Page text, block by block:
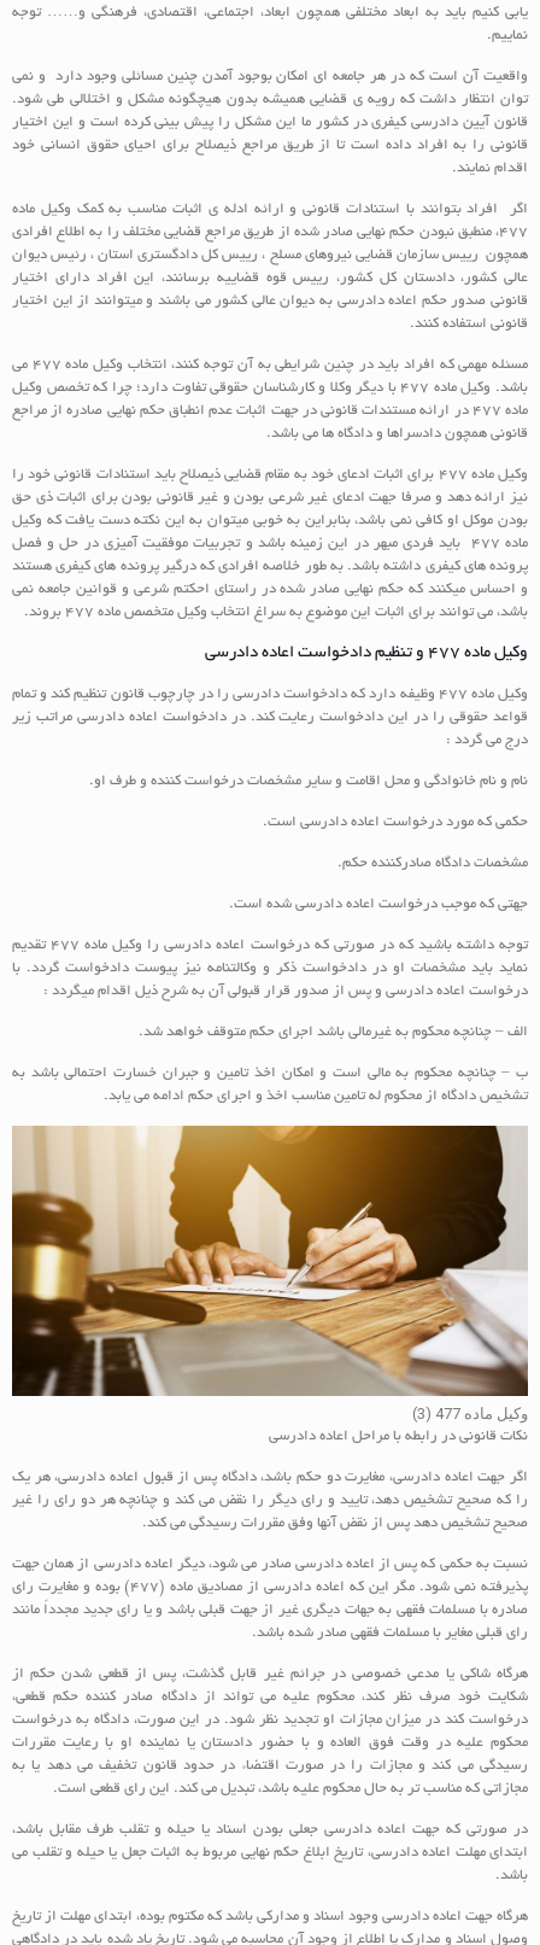
یابی کنیم باید به ابعاد مختلفی همچون ابعاد، اجتماعی، اقتصادی، فرهنگی و…… توجه
نماییم.
واقعیت آن است که در هر جامعه ای امکان بوجود آمدن چنین مسائلی وجود دارد و نمی
توان انتظار داشت که رویه ی قضایی همیشه بدون هیچگونه مشکل و اختلالی طی شود.
قانون آیین دادرسی کیفری در کشور ما این مشکل را پیش بینی کرده است و این اختیار
قانونی را به افراد داده است تا از طریق مراجع ذیصلاح برای احیای حقوق انسانی خود
اقدام نمایند.
اگر افراد بتوانند با استنادات قانونی و ارائه ادله ی اثبات مناسب به کمک وکیل ماده
477، منطبق نبودن حکم نهایی صادر شده از طریق مراجع قضایی مختلف را به اطلاع افرادی
همچون رییس سازمان قضایی نیروهای مسلح ، رییس کل دادگستری استان ، رئیس دیوان
عالی کشور، دادستان کل کشور، رییس قوه قضاییه برسانند، این افراد دارای اختیار
قانونی صدور حکم اعاده دادرسی به دیوان عالی کشور می باشند و میتوانند از این اختیار
قانونی استفاده کنند.
مسئله مهمی که افراد باید در چنین شرایطی به آن توجه کنند، انتخاب وکیل ماده 477 می
باشد. وکیل ماده 477 با دیگر وکلا و کارشناسان حقوقی تفاوت دارد؛ چرا که تخصص وکیل
ماده 477 در ارائه مستندات قانونی در جهت اثبات عدم انطباق حکم نهایی صادره از مراجع
قانونی همچون دادسراها و دادگاه ها می باشد.
وکیل ماده 477 برای اثبات ادعای خود به مقام قضایی ذیصلاح باید استنادات قانونی خود را
نیز ارائه دهد و صرفا جهت ادعای غیر شرعی بودن و غیر قانونی بودن برای اثبات ذی حق
بودن موکل او کافی نمی باشد، بنابراین به خوبی میتوان به این نکته دست یافت که وکیل
ماده 477 باید فردی مبهر در این زمینه باشد و تجربیات موفقیت آمیزی در حل و فصل
پرونده های کیفری داشته باشد. به طور خلاصه افرادی که درگیر پرونده های کیفری هستند
و احساس میکنند که حکم نهایی صادر شده در راستای احکتم شرعی و قوانین جامعه نمی
باشد، می توانند برای اثبات این موضوع به سراغ انتخاب وکیل متخصص ماده 477 بروند.
وکیل ماده 477 و تنظیم دادخواست اعاده دادرسی
وکیل ماده 477 وظیفه دارد که دادخواست دادرسی را در چارچوب قانون تنظیم کند و تمام
قواعد حقوقی را در این دادخواست رعایت کند. در دادخواست اعاده دادرسی مراتب زیر
درج می گردد :
نام و نام خانوادگی و محل اقامت و سایر مشخصات درخواست کننده و طرف او.
حکمی که مورد درخواست اعاده دادرسی است.
مشخصات دادگاه صادرکننده حکم.
جهتی که موجب درخواست اعاده دادرسی شده است.
توجه داشته باشید که در صورتی که درخواست اعاده دادرسی را وکیل ماده 477 تقدیم
نماید باید مشخصات او در دادخواست ذکر و وکالتنامه نیز پیوست دادخواست گردد. با
درخواست اعاده دادرسی و پس از صدور قرار قبولی آن به شرح ذیل اقدام میگردد :
الف – چنانچه محکوم به غیرمالی باشد اجرای حکم متوقف خواهد شد.
ب – چنانچه محکوم به مالی است و امکان اخذ تامین و جبران خسارت احتمالی باشد به
تشخیص دادگاه از محکوم له تامین مناسب اخذ و اجرای حکم ادامه می یابد.
وکیل ماده 477 (3)
نکات قانونی در رابطه با مراحل اعاده دادرسی
اگر جهت اعاده دادرسی، مغایرت دو حکم باشد، دادگاه پس از قبول اعاده دادرسی، هر یک
را که صحیح تشخیص دهد، تایید و رای دیگر را نقض می کند و چنانچه هر دو رای را غیر
صحیح تشخیص دهد پس از نقض آنها وفق مقررات رسیدگی می کند.
نسبت به حکمی که پس از اعاده دادرسی صادر می شود، دیگر اعاده دادرسی از همان جهت
پذیرفته نمی شود. مگر این که اعاده دادرسی از مصادیق ماده (۴۷۷) بوده و مغایرت رای
صادره با مسلمات فقهی به جهات دیگری غیر از جهت قبلی باشد و یا رای جدید مجدداً مانند
رای قبلی مغایر با مسلمات فقهی صادر شده باشد.
هرگاه شاکی یا مدعی خصوصی در جرائم غیر قابل گذشت، پس از قطعی شدن حکم از
شکایت خود صرف نظر کند، محکوم علیه می تواند از دادگاه صادر کننده حکم قطعی،
درخواست کند در میزان مجازات او تجدید نظر شود. در این صورت، دادگاه به درخواست
محکوم علیه در وقت فوق العاده و با حضور دادستان یا نماینده او با رعایت مقررات
رسیدگی می کند و مجازات را در صورت اقتضاء در حدود قانون تخفیف می دهد یا به
مجازاتی که مناسب تر به حال محکوم علیه باشد، تبدیل می کند. این رای قطعی است.
در صورتی که جهت اعاده دادرسی جعلی بودن اسناد یا حیله و تقلب طرف مقابل باشد،
ابتدای مهلت اعاده دادرسی، تاریخ ابلاغ حکم نهایی مربوط به اثبات جعل یا حیله و تقلب می
باشد.
هرگاه جهت اعاده دادرسی وجود اسناد و مدارکی باشد که مکتوم بوده، ابتدای مهلت از تاریخ
وصول اسناد و مدارک یا اطلاع از وجود آن محاسبه می شود. تاریخ یاد شده باید در دادگاهی